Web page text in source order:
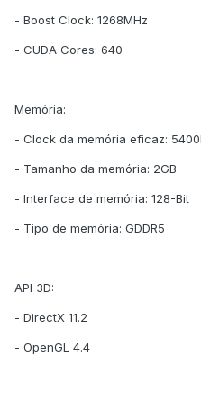
- Boost Clock: 1268MHz
- CUDA Cores: 640
Memória:
- Clock da memória eficaz:
- Tamanho da memória: 2GB
- Interface de memória: 128-Bit
- Tipo de memória: GDDR5
API 3D:
- DirectX 11.2
- OpenGL 4.4